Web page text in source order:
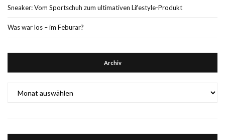
Sneaker: Vom Sportschuh zum ultimativen Lifestyle-Produkt
Was war los – im Feburar?
Archiv